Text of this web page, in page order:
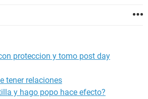
proteccion y tomo post day
tener relaciones
y hago popo hace efecto?